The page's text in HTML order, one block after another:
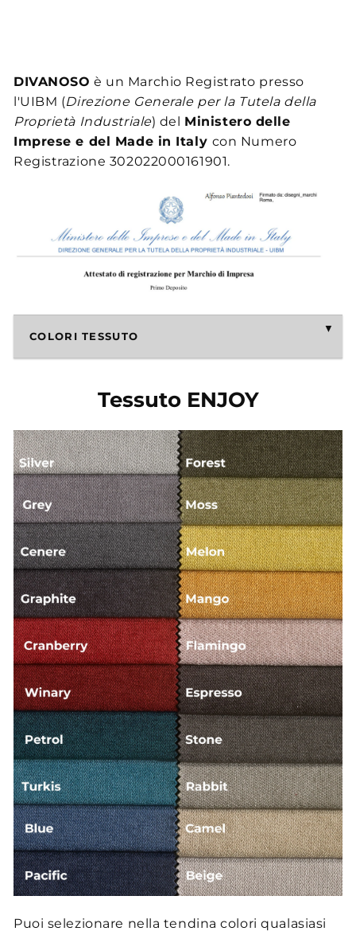
DIVANOSO è un Marchio Registrato presso
l'UIBM (Direzione Generale per la Tutela della
Proprietà Industriale) del
Ministero delle
Imprese e del Made in Italy con Numero
Registrazione 302022000161901.
COLORI TESSUTO
Tessuto ENJOY
Puoi selezionare nella tendina colori qualasiasi